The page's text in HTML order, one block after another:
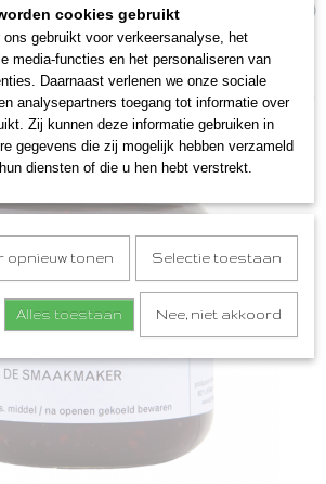
(0)
Jam > Bramen jam
cookies gebruikt
ons gebruikt voor verkeersanalyse, het
media-functies en het personaliseren van
Daarnaast verlenen we onze sociale
analysepartners toegang tot informatie over
Zij kunnen deze informatie gebruiken in
gegevens die zij mogelijk hebben verzameld
diensten of die u hen hebt verstrekt.
opnieuw tonen Selectie toestaan
Alles toestaan Nee, niet akkoord